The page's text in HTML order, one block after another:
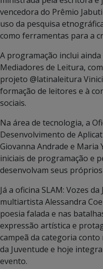
vencedora do Prêmio
uso da pesquisa
como ferramentas para a
A programação inclui ainda
Mediadores de Leitura,
projeto @latinaleitura
formação de leitores e à
sociais.
Na área de tecnologia, a
Desenvolvimento de
Giovanna Andrade e Maria
iniciais de programação e
desenvolvam seus
Já a oficina SLAM: Vozes
multiartista Alessandra
poesia falada e nas
expressão artística e
campeã da categoria
da Juventude e hoje
evento.